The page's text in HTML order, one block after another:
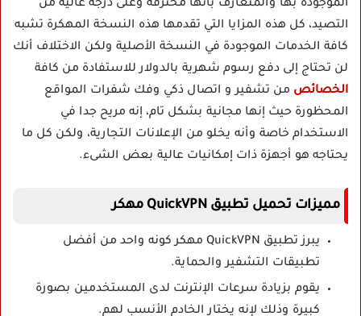
الموجودة بها والمتعارف بأنها محترفة وعلى درجة عالية من
التصيد، كل هذه المزايا التي تقدمها هذه النسخة المهكرة تشبه
كافة الخدمات الموجودة في النسخة الأصلية ولكن الاختلاف أنك
لن تحتاج إلى دفع رسوم شهرية بالدولار للاستفادة من كافة
الخصائص من تشفير و اتصال ذكي وفك شفرات المواقع
المحظورة حيث إنها مجانية بشكل تام، إنه مريح جدا في
الاستخدام خاصة وأنه يخلو من الإعلانات التجارية، ولكن كل ما
يحتاجه هو أجهزة ذات إمكانيات عالية بعض الشىء.
مميزات تحميل تطبيق QuickVPN مهكر
يبرز تطبيق QuickVPN مهكر كونه واحد من أفضل
تطبيقات التشفير والحماية.
يقوم بزيادة سرعات الإنترنت لدى المستخدمين بصورة
كبيرة وذلك لإنه يختار الخادم الأنسب لهم.